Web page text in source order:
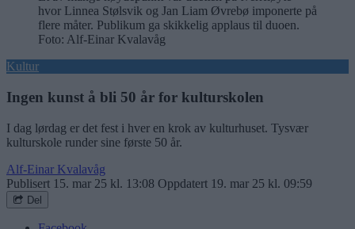
hvor Linnea Stølsvik og Jan Liam Øvrebø imponerte på
flere måter. Publikum ga skikkelig applaus til duoen.
Foto: Alf-Einar Kvalavåg
Kultur
Ingen kunst å bli 50 år for kulturskolen
I dag lørdag er det fest i hver en krok av kulturhuset. Tysvær
kulturskole runder sine første 50 år.
Alf-Einar Kvalavåg
Publisert 15. mar 25 kl. 13:08 Oppdatert 19. mar 25 kl. 09:59
Del